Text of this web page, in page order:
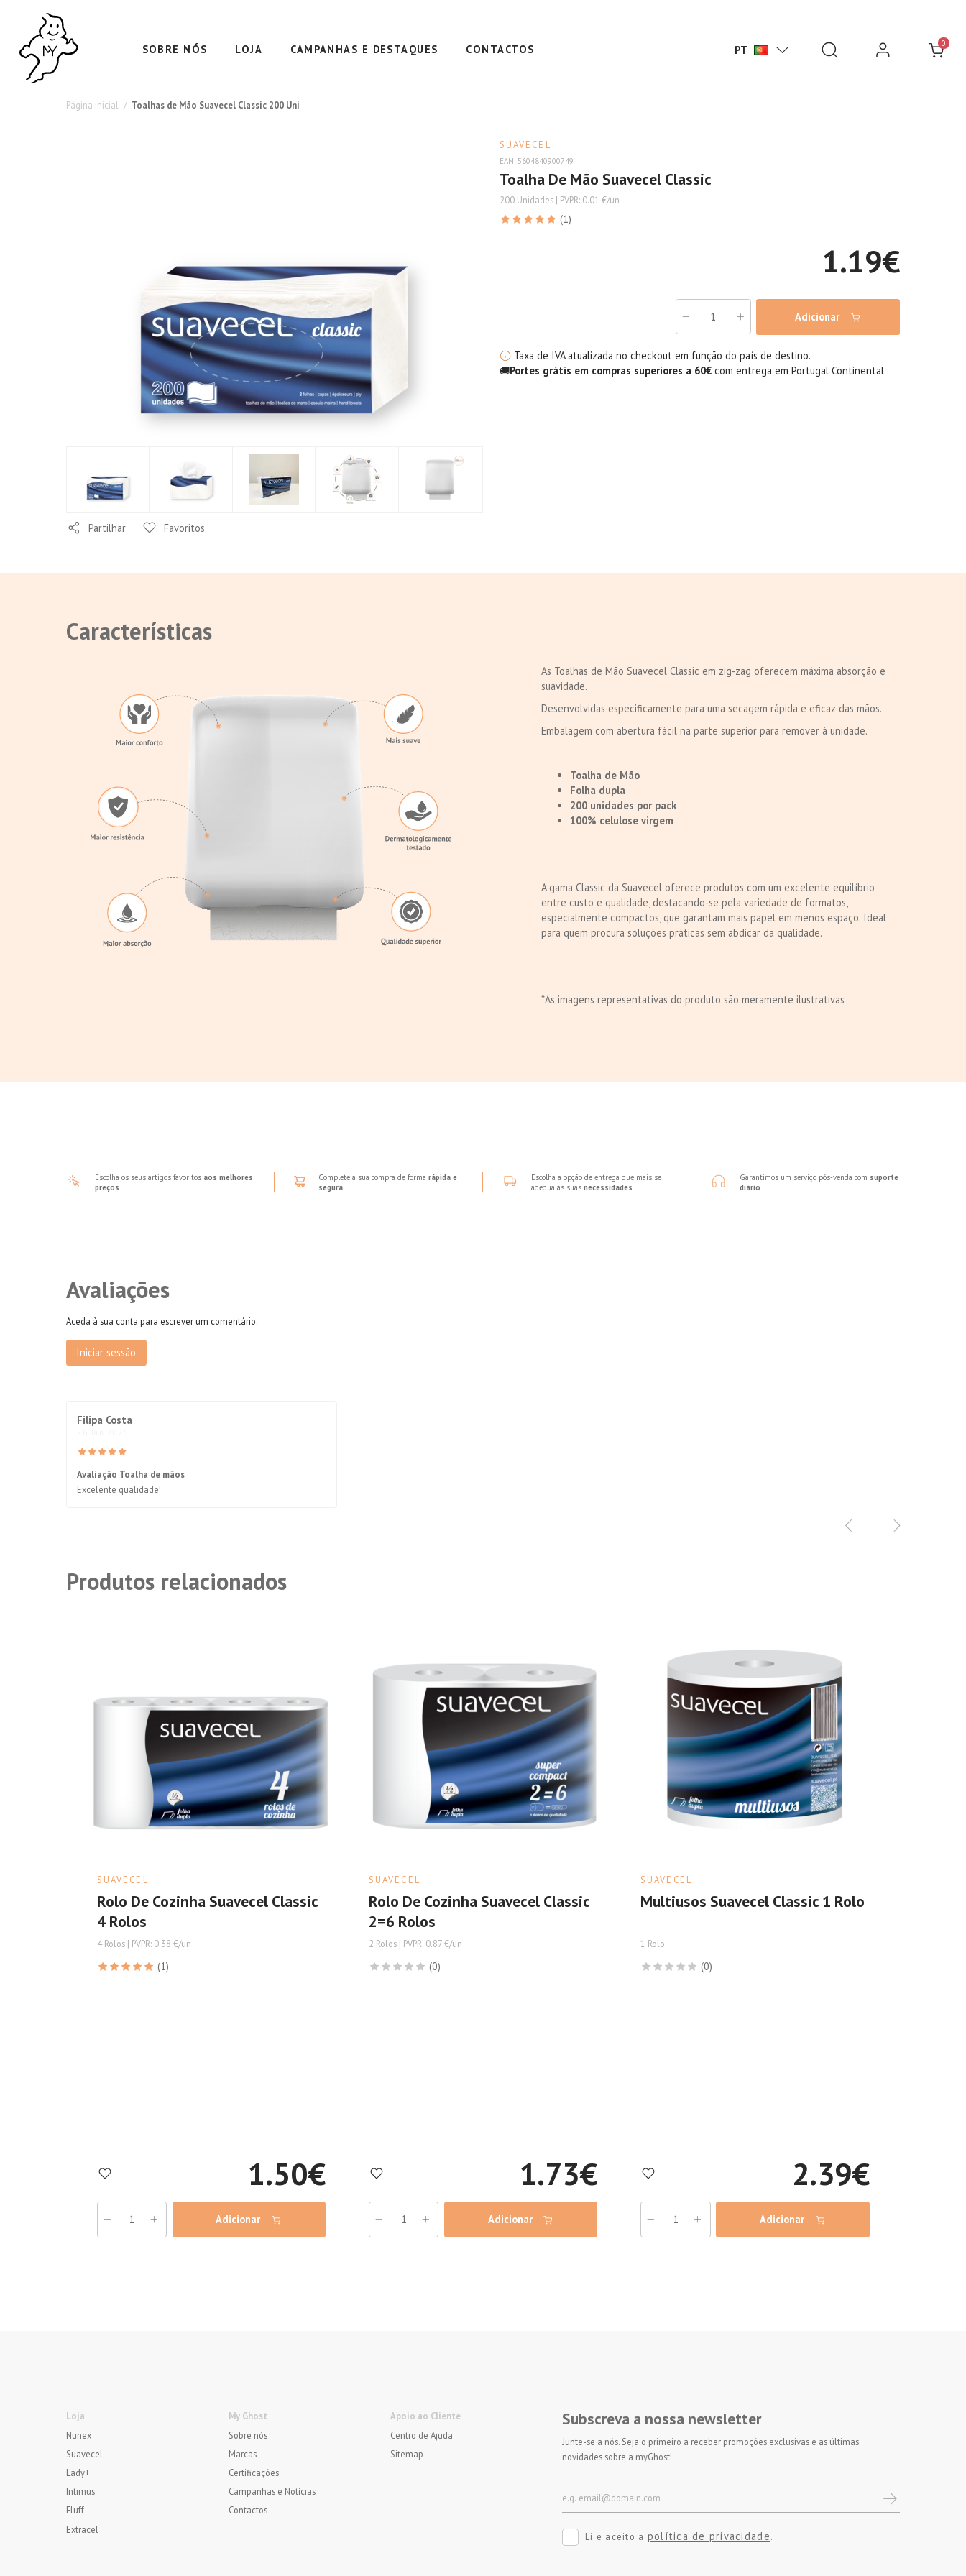
SOBRE NÓS LOJA CAMPANHAS E DESTAQUES CONTACTOS PT
0
Página inicial Toalhas de Mão Suavecel Classic 200 Uni
SUAVECEL
EAN: 5604840900749
Toalha De Mão Suavecel Classic
200 Unidades | PVPR: 0.01 €/un
(1)
1.19€
Adicionar
Taxa de IVA atualizada no checkout em função do país de destino.
🚚Portes grátis em compras superiores a 60€ com entrega em Portugal Continental
Partilhar Favoritos
Características
As Toalhas de Mão Suavecel Classic em zig-zag oferecem máxima absorção e
suavidade.
Desenvolvidas especificamente para uma secagem rápida e eficaz das mãos.
Embalagem com abertura fácil na parte superior para remover à unidade.
Toalha de Mão
Folha dupla
200 unidades por pack
100% celulose virgem
A gama Classic da Suavecel oferece produtos com um excelente equilíbrio
entre custo e qualidade, destacando-se pela variedade de formatos,
especialmente compactos, que garantam mais papel em menos espaço. Ideal
para quem procura soluções práticas sem abdicar da qualidade.
*As imagens representativas do produto são meramente ilustrativas
Escolha os seus artigos favoritos aos melhores
preços
Complete a sua compra de forma rápida e
segura
Escolha a opção de entrega que mais se
adequa às suas necessidades
Garantimos um serviço pós-venda com suporte
diário
Avaliações
Aceda à sua conta para escrever um comentário.
Iniciar sessão
Filipa Costa
Avaliação Toalha de mãos
Excelente qualidade!
Produtos relacionados
SUAVECEL
Rolo De Cozinha Suavecel Classic
4 Rolos
4 Rolos | PVPR: 0.38 €/un
(1)
1.50€
Adicionar
SUAVECEL
Rolo De Cozinha Suavecel Classic
2=6 Rolos
2 Rolos | PVPR: 0.87 €/un
(0)
1.73€
Adicionar
SUAVECEL
Multiusos Suavecel Classic 1 Rolo
1 Rolo
(0)
2.39€
Adicionar
Loja
Nunex
Suavecel
Lady+
Intimus
Fluff
Extracel
My Ghost
Sobre nós
Marcas
Certificações
Campanhas e Notícias
Contactos
Apoio ao Cliente
Centro de Ajuda
Sitemap
Subscreva a nossa newsletter
Junte-se a nós. Seja o primeiro a receber promoções exclusivas e as últimas
novidades sobre a myGhost!
Li e aceito a política de privacidade.
Toalhas
de
Mão
Suavecel
Máxima
Absorção
Resistência